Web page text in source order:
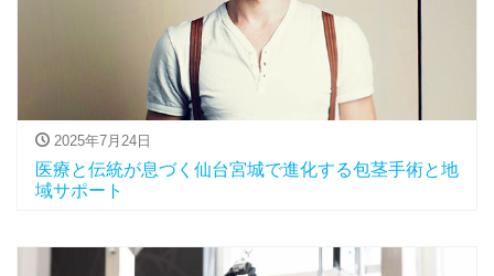
2025年7月24日
医療と伝統が息づく仙台宮城で進化する包茎手術と地
域サポート